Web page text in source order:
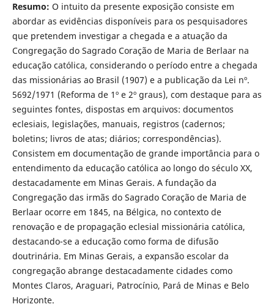
Resumo: O intuito da presente exposição consiste em
abordar as evidências disponíveis para os pesquisadores
que pretendem investigar a chegada e a atuação da
Congregação do Sagrado Coração de Maria de Berlaar na
educação católica, considerando o período entre a chegada
das missionárias ao Brasil (1907) e a publicação da Lei nº.
5692/1971 (Reforma de 1º e 2º graus), com destaque para as
seguintes fontes, dispostas em arquivos: documentos
eclesiais, legislações, manuais, registros (cadernos;
boletins; livros de atas; diários; correspondências).
Consistem em documentação de grande importância para o
entendimento da educação católica ao longo do século XX,
destacadamente em Minas Gerais. A fundação da
Congregação das irmãs do Sagrado Coração de Maria de
Berlaar ocorre em 1845, na Bélgica, no contexto de
renovação e de propagação eclesial missionária católica,
destacando-se a educação como forma de difusão
doutrinária. Em Minas Gerais, a expansão escolar da
congregação abrange destacadamente cidades como
Montes Claros, Araguari, Patrocínio, Pará de Minas e Belo
Horizonte.